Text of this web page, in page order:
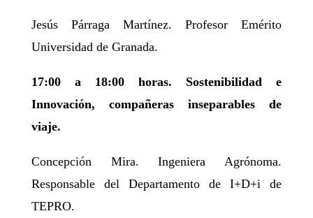
Jesús Párraga Martínez. Profesor Emérito
Universidad de Granada.
17:00 a 18:00 horas. Sostenibilidad e
Innovación, compañeras inseparables de
viaje.
Concepción Mira. Ingeniera Agrónoma.
Responsable del Departamento de I+D+i de
TEPRO.